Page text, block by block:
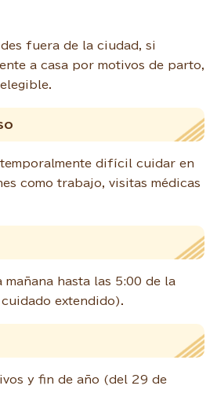
fuera de la ciudad, si
a casa por motivos de parto,
temporalmente difícil cuidar en
como trabajo, visitas médicas
mañana hasta las 5:00 de la
extendido).
y fin de año (del 29 de